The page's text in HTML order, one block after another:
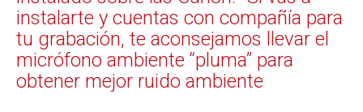
instalarte y cuentas con compañía para
tu grabación, te aconsejamos llevar el
micrófono ambiente “pluma” para
obtener mejor ruido ambiente